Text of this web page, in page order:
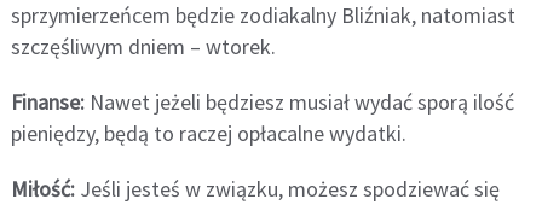
sprzymierzeńcem będzie zodiakalny Bliźniak, natomiast
szczęśliwym dniem – wtorek.
Finanse:Nawet jeżeli będziesz musiał wydać sporą ilość
pieniędzy, będą to raczej opłacalne wydatki.
Miłość:Jeśli jesteś w związku, możesz spodziewać się